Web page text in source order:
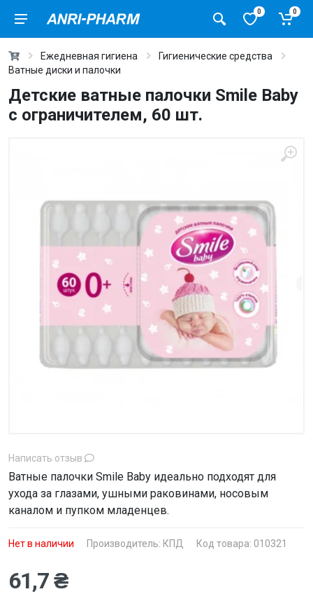
0 0
Ежедневная гигиена
Гигиенические средства
Ватные диски и палочки
Детские ватные палочки Smile Baby
с ограничителем, 60 шт.
Написать отзыв
Ватные палочки Smile Baby идеально подходят для
ухода за глазами, ушными раковинами, носовым
каналом и пупком младенцев.
Нет в наличии Производитель: КПД Код товара: 010321
61,7 ₴